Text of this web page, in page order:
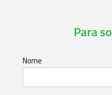
Para
Nome